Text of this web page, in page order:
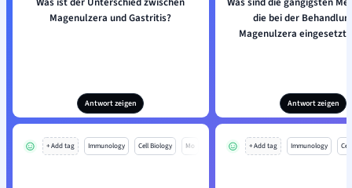
Magenulzera und Gastritis?
Antwort zeigen
die bei der
Magenulzera eingesetzt
Antwort zeigen
+ Add tag Immunology Cell Biology Mo + Add tag Immunology